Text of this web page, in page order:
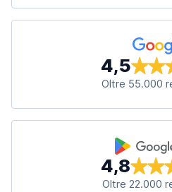
4,5
Oltre 55.000
4,8
Oltre 22.000